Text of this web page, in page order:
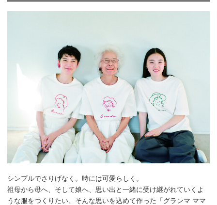
シンプルでさりげなく。時には可愛らしく。
祖母から母へ、そして娘へ、思い出と一緒に受け継がれていくよ
うな服をつくりたい、そんな思いを込めて作った「グランマ ママ